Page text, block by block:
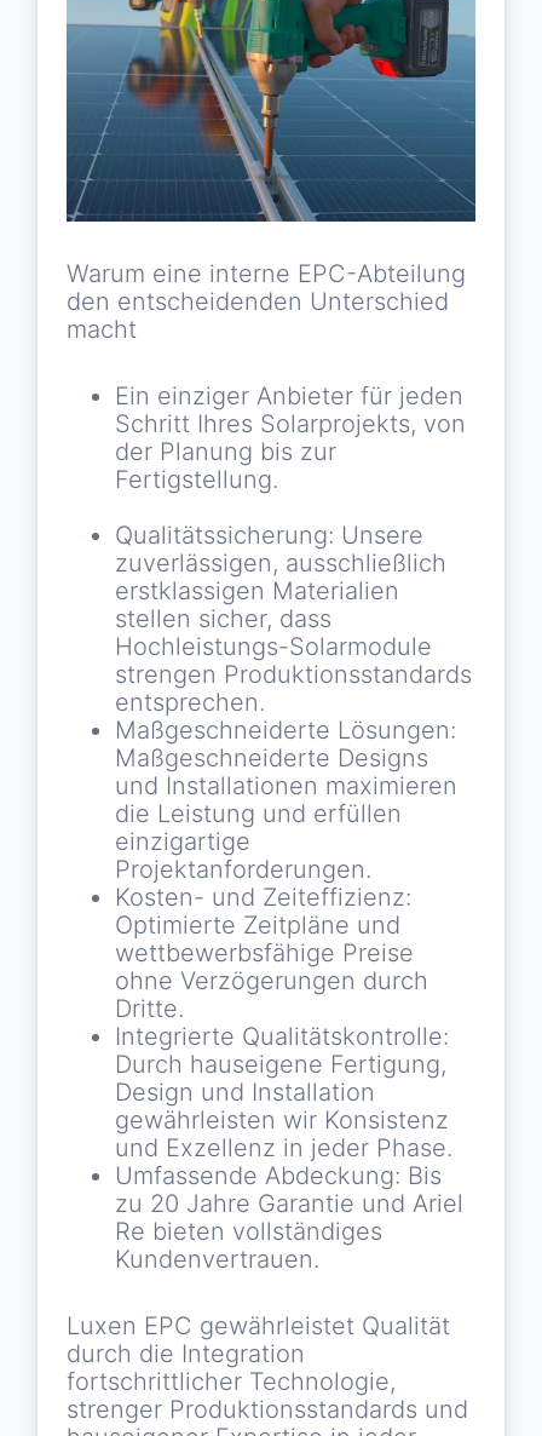
Warum eine interne EPC-Abteilung
den entscheidenden Unterschied
macht
Ein einziger Anbieter für jeden
Schritt Ihres Solarprojekts, von
der Planung bis zur
Fertigstellung.
Qualitätssicherung: Unsere
zuverlässigen, ausschließlich
erstklassigen Materialien
stellen sicher, dass
Hochleistungs-Solarmodule
strengen Produktionsstandards
entsprechen.
Maßgeschneiderte Lösungen:
Maßgeschneiderte Designs
und Installationen maximieren
die Leistung und erfüllen
einzigartige
Projektanforderungen.
Kosten- und Zeiteffizienz:
Optimierte Zeitpläne und
wettbewerbsfähige Preise
ohne Verzögerungen durch
Dritte.
Integrierte Qualitätskontrolle:
Durch hauseigene Fertigung,
Design und Installation
gewährleisten wir Konsistenz
und Exzellenz in jeder Phase.
Umfassende Abdeckung: Bis
zu 20 Jahre Garantie und Ariel
Re bieten vollständiges
Kundenvertrauen.
Luxen EPC gewährleistet Qualität
durch die Integration
fortschrittlicher Technologie,
strenger Produktionsstandards und